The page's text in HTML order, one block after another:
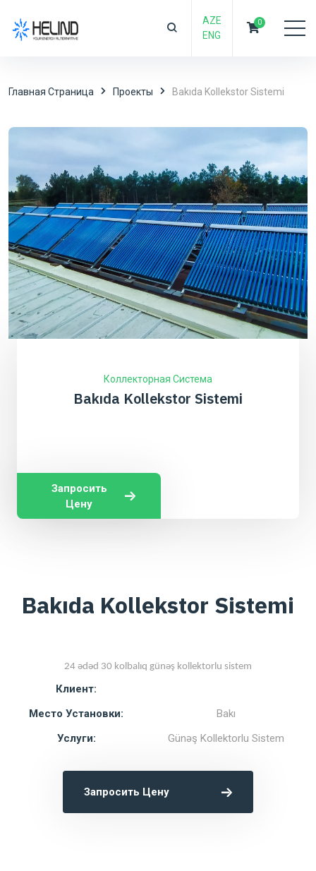
AZE
ENG
0
Главная Страница Проекты Bakıda Kollekstor Sistemi
Коллекторная Система
Bakıda Kollekstor Sistemi
Запросить
Цену
Bakıda Kollekstor Sistemi
24 ədəd 30 kolbalıq günəş kollektorlu sistem
Клиент:
Место Установки:
Bakı
Услуги:
Günəş Kollektorlu Sistem
Запросить Цену